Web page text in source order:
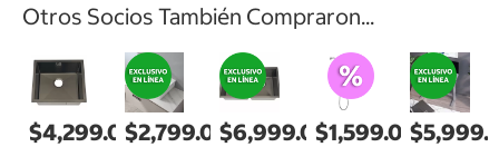
Otros Socios También Compraron...
$4,299.00$2,799.00$6,999.00$1,599.00